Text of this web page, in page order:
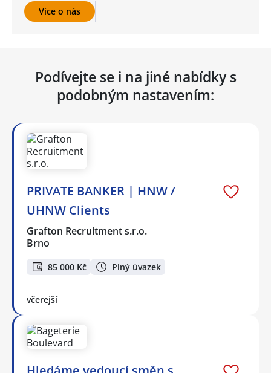
Více o nás
Podívejte se i na jiné nabídky s
podobným nastavením:
PRIVATE BANKER | HNW /
UHNW Clients
Grafton Recruitment s.r.o.
Brno
85 000 Kč Plný úvazek
včerejší